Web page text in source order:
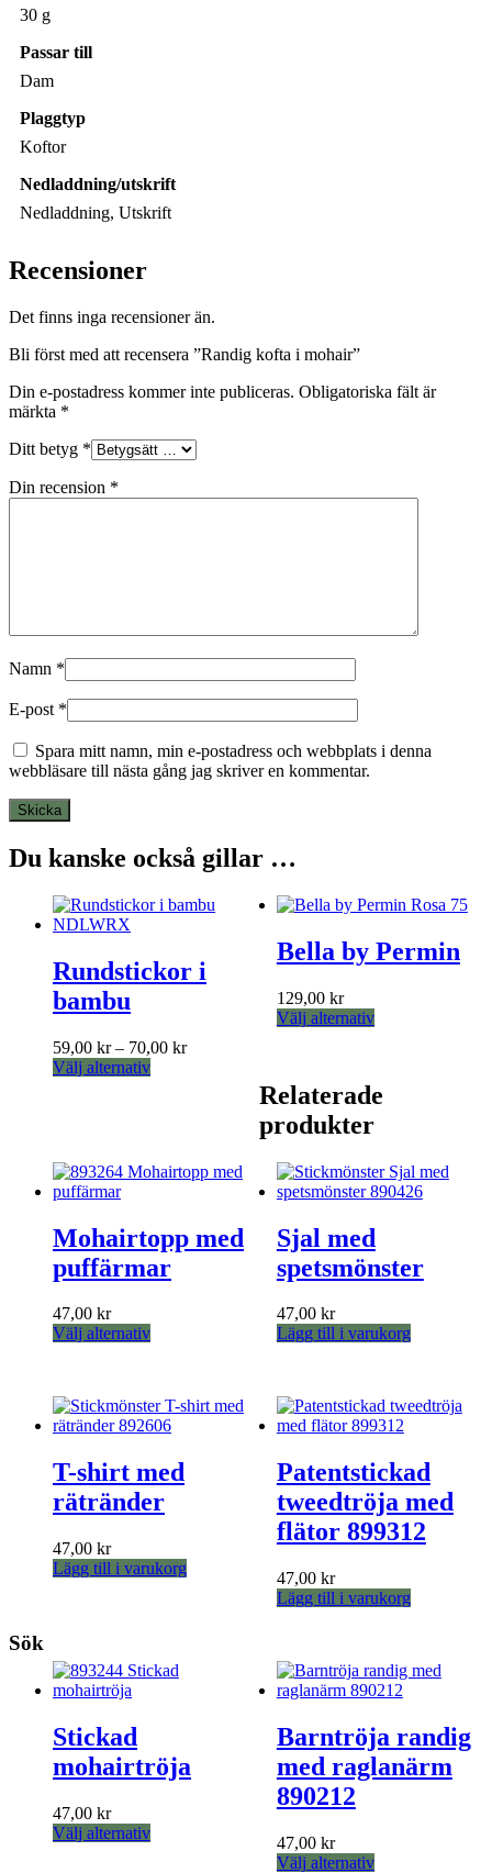
30 g
Passar till
Dam
Plaggtyp
Koftor
Nedladdning/utskrift
Nedladdning, Utskrift
Recensioner
Det finns inga recensioner än.
Bli först med att recensera ”Randig kofta i mohair”
Din e-postadress kommer inte publiceras. Obligatoriska fält är
märkta *
Ditt betyg *
Din recension *
Namn *
E-post *
Spara mitt namn, min e-postadress och webbplats i denna
webbläsare till nästa gång jag skriver en kommentar.
Du kanske också gillar …
Rundstickor i
bambu
59,00 kr – 70,00 krPrisintervall:
Välj alternativDen
varianter.
De
kan
väljas
på
Bella by Permin
129,00 kr
Välj alternativDen
flera
alternativen
kan
på
produktsidan
Relaterade
produkter
Mohairtopp med
puffärmar
47,00 kr
Välj alternativDen
flera
varianter.
olika
alternativen
kan
produktsidan
Sjal med
spetsmönster
47,00 kr
Lägg till i varukorg
T-shirt med
rätränder
47,00 kr
Lägg till i varukorg
Patentstickad
tweedtröja med
flätor 899312
47,00 kr
Lägg till i varukorg
Stickad
mohairtröja
47,00 kr
Välj alternativDen
Barntröja randig
med raglanärm
890212
47,00 kr
Välj alternativDen
Sök